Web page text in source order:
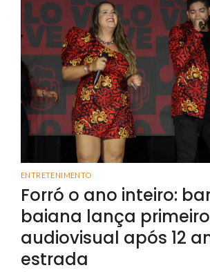
ENTRETENIMENTO
Forró o ano inteiro:
baiana lança primeiro
audiovisual após 12
estrada